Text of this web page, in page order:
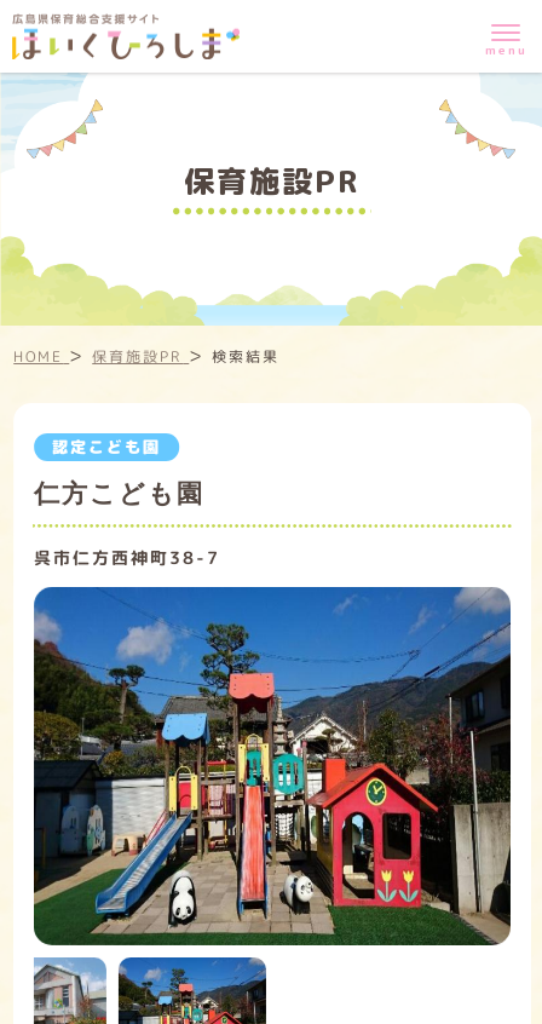
保育施設PR
HOME >保育施設PR >検索結果
認定こども園
仁方こども園
呉市仁方西神町38-7